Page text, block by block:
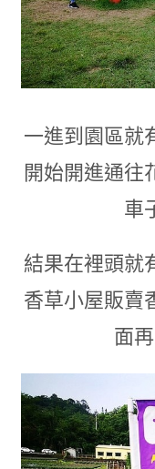
一進到園區就
開始開進通往
車
結果在裡頭就
香草小屋販賣
面